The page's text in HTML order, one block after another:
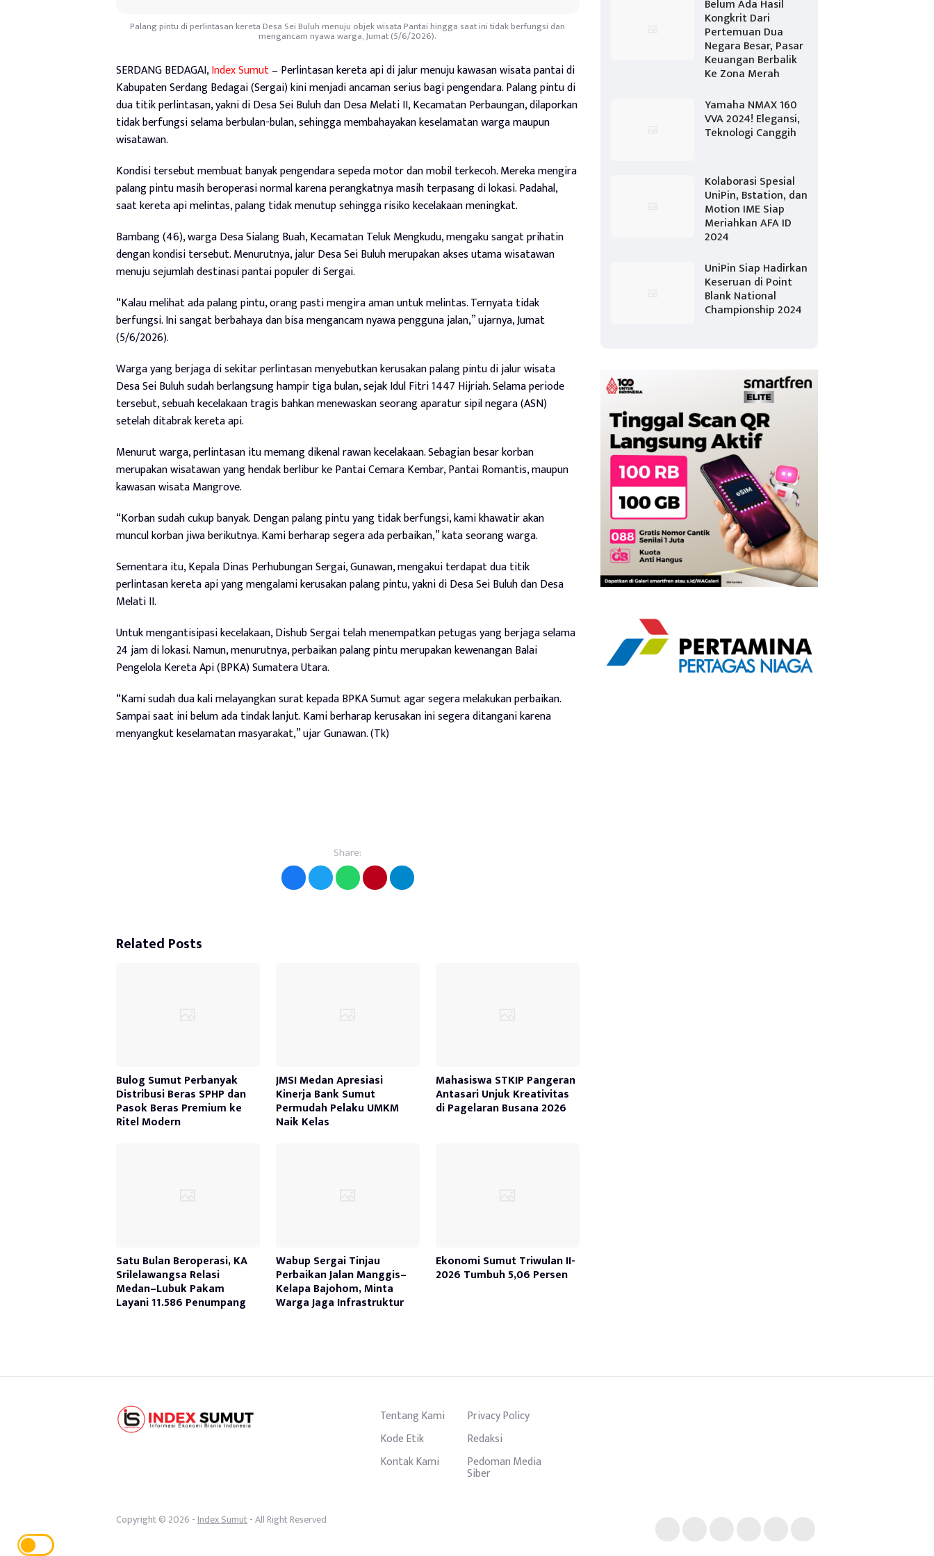
Palang pintu di perlintasan kereta Desa Sei Buluh menuju objek wisata Pantai hingga saat ini tidak berfungsi dan
mengancam nyawa warga, Jumat (5/6/2026).
SERDANG BEDAGAI,Index Sumut– Perlintasan kereta api di jalur menuju kawasan wisata pantai di
Kabupaten Serdang Bedagai (Sergai) kini menjadi ancaman serius bagi pengendara. Palang pintu di
dua titik perlintasan, yakni di Desa Sei Buluh dan Desa Melati II, Kecamatan Perbaungan, dilaporkan
tidak berfungsi selama berbulan-bulan, sehingga membahayakan keselamatan warga maupun
wisatawan.
Kondisi tersebut membuat banyak pengendara sepeda motor dan mobil terkecoh. Mereka mengira
palang pintu masih beroperasi normal karena perangkatnya masih terpasang di lokasi. Padahal,
saat kereta api melintas, palang tidak menutup sehingga risiko kecelakaan meningkat.
Bambang (46), warga Desa Sialang Buah, Kecamatan Teluk Mengkudu, mengaku sangat prihatin
dengan kondisi tersebut. Menurutnya, jalur Desa Sei Buluh merupakan akses utama wisatawan
menuju sejumlah destinasi pantai populer di Sergai.
“Kalau melihat ada palang pintu, orang pasti mengira aman untuk melintas. Ternyata tidak
berfungsi. Ini sangat berbahaya dan bisa mengancam nyawa pengguna jalan,” ujarnya, Jumat
(5/6/2026).
Warga yang berjaga di sekitar perlintasan menyebutkan kerusakan palang pintu di jalur wisata
Desa Sei Buluh sudah berlangsung hampir tiga bulan, sejak Idul Fitri 1447 Hijriah. Selama periode
tersebut, sebuah kecelakaan tragis bahkan menewaskan seorang aparatur sipil negara (ASN)
setelah ditabrak kereta api.
Menurut warga, perlintasan itu memang dikenal rawan kecelakaan. Sebagian besar korban
merupakan wisatawan yang hendak berlibur ke Pantai Cemara Kembar, Pantai Romantis, maupun
kawasan wisata Mangrove.
“Korban sudah cukup banyak. Dengan palang pintu yang tidak berfungsi, kami khawatir akan
muncul korban jiwa berikutnya. Kami berharap segera ada perbaikan,” kata seorang warga.
Sementara itu, Kepala Dinas Perhubungan Sergai, Gunawan, mengakui terdapat dua titik
perlintasan kereta api yang mengalami kerusakan palang pintu, yakni di Desa Sei Buluh dan Desa
Melati II.
Untuk mengantisipasi kecelakaan, Dishub Sergai telah menempatkan petugas yang berjaga selama
24 jam di lokasi. Namun, menurutnya, perbaikan palang pintu merupakan kewenangan Balai
Pengelola Kereta Api (BPKA) Sumatera Utara.
“Kami sudah dua kali melayangkan surat kepada BPKA Sumut agar segera melakukan perbaikan.
Sampai saat ini belum ada tindak lanjut. Kami berharap kerusakan ini segera ditangani karena
menyangkut keselamatan masyarakat,” ujar Gunawan. (Tk)
Share:
Related Posts
Bulog Sumut Perbanyak
Distribusi Beras SPHP dan
Pasok Beras Premium ke
Ritel Modern
JMSI Medan Apresiasi
Kinerja Bank Sumut
Permudah Pelaku UMKM
Naik Kelas
Mahasiswa STKIP Pangeran
Antasari Unjuk Kreativitas
di Pagelaran Busana 2026
Satu Bulan Beroperasi, KA
Srilelawangsa Relasi
Medan–Lubuk Pakam
Layani 11.586 Penumpang
Wabup Sergai Tinjau
Perbaikan Jalan Manggis–
Kelapa Bajohom, Minta
Warga Jaga Infrastruktur
Ekonomi Sumut Triwulan II-
2026 Tumbuh 5,06 Persen
Belum Ada Hasil
Kongkrit Dari
Pertemuan Dua
Negara Besar, Pasar
Keuangan Berbalik
Ke Zona Merah
Yamaha NMAX 160
VVA 2024! Elegansi,
Teknologi Canggih
Kolaborasi Spesial
UniPin, Bstation, dan
Motion IME Siap
Meriahkan AFA ID
2024
UniPin Siap Hadirkan
Keseruan di Point
Blank National
Championship 2024
Tentang Kami
Privacy Policy
Kode Etik
Redaksi
Kontak Kami
Pedoman Media
Siber
Copyright © 2026 -Index Sumut- All Right Reserved